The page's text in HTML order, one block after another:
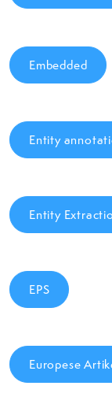
Embedded
Entity
Entity
EPS
Europese